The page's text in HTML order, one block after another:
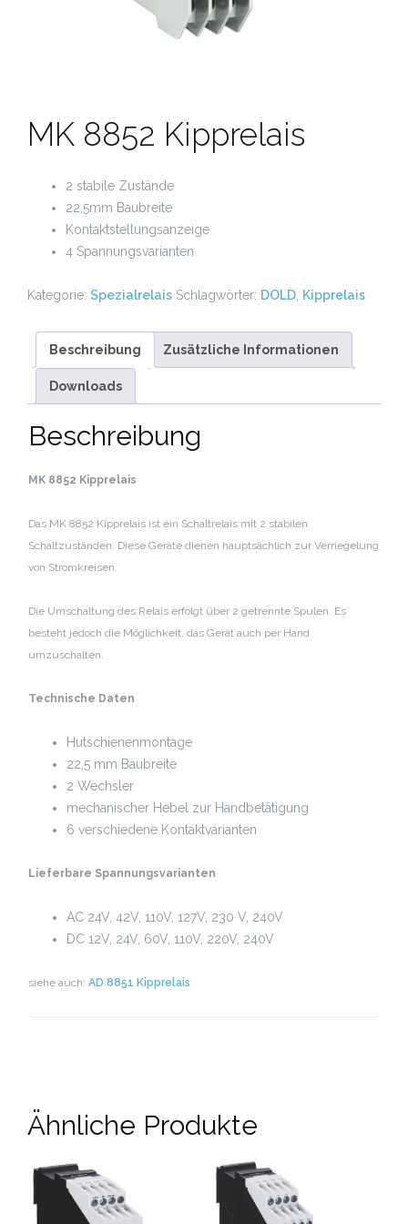
MK 8852 Kipprelais
2 stabile Zustände
22,5mm Baubreite
Kontaktstellungsanzeige
4 Spannungsvarianten
Kategorie: Spezialrelais Schlagwörter: DOLD Kipprelais
Beschreibung Zusätzliche Informationen
Downloads
Beschreibung
MK 8852 Kipprelais
Das MK 8852 Kipprelais ist ein Schaltrelais mit 2 stabilen
Schaltzuständen. Diese Geräte dienen hauptsächlich zur Verriegelung
von Stromkreisen.
Die Umschaltung des Relais erfolgt über 2 getrennte Spulen. Es
besteht jedoch die Möglichkeit, das Gerät auch per Hand
umzuschalten.
Technische Daten
Hutschienenmontage
22,5 mm Baubreite
2 Wechsler
mechanischer Hebel zur Handbetätigung
6 verschiedene Kontaktvarianten
Lieferbare Spannungsvarianten
AC 24V, 42V, 110V, 127V, 230 V, 240V
DC 12V, 24V, 60V, 110V, 220V, 240V
siehe auch: AD 8851 Kipprelais
Ähnliche Produkte